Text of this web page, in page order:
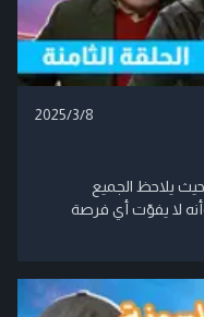
2025/3/8
حيث يلاحظ الجميع
لا يفوّت أي فرصة